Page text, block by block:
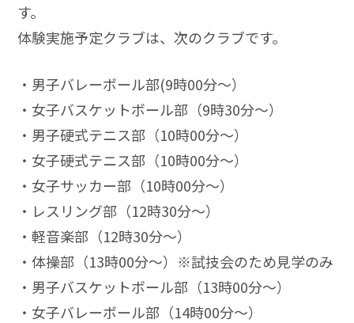
す。
体験実施予定クラブは、次のクラブです。
・男子バレーボール部(9時00分～）
・女子バスケットボール部（9時30分～）
・男子硬式テニス部（10時00分～）
・女子硬式テニス部（10時00分～）
・女子サッカー部（10時00分～）
・レスリング部（12時30分～）
・軽音楽部（12時30分～）
・体操部（13時00分～）※試技会のため見学のみ
・男子バスケットボール部（13時00分～）
・女子バレーボール部（14時00分～）